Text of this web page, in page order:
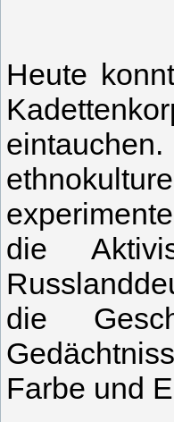
Heute
die
die
Farbe und